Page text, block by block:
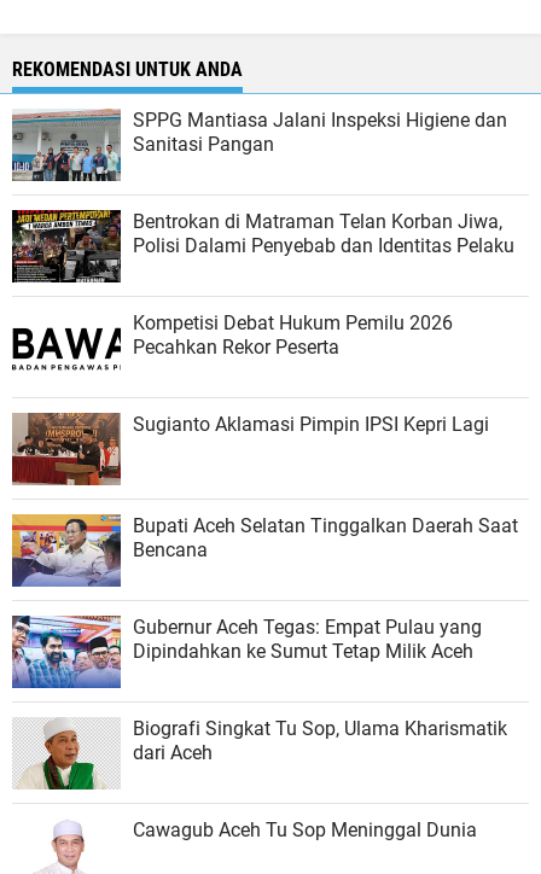
REKOMENDASI UNTUK ANDA
SPPG Mantiasa Jalani Inspeksi Higiene dan
Sanitasi Pangan
Bentrokan di Matraman Telan Korban Jiwa,
Polisi Dalami Penyebab dan Identitas Pelaku
Kompetisi Debat Hukum Pemilu 2026
Pecahkan Rekor Peserta
Sugianto Aklamasi Pimpin IPSI Kepri Lagi
Bupati Aceh Selatan Tinggalkan Daerah Saat
Bencana
Gubernur Aceh Tegas: Empat Pulau yang
Dipindahkan ke Sumut Tetap Milik Aceh
Biografi Singkat Tu Sop, Ulama Kharismatik
dari Aceh
Cawagub Aceh Tu Sop Meninggal Dunia